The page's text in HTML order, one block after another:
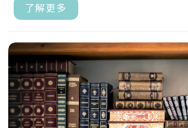
了解更多